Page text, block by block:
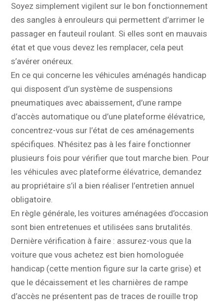
Soyez simplement vigilent sur le bon fonctionnement
des sangles à enrouleurs qui permettent d’arrimer le
passager en fauteuil roulant. Si elles sont en mauvais
état et que vous devez les remplacer, cela peut
s’avérer onéreux.
En ce qui concerne les véhicules aménagés handicap
qui disposent d’un système de suspensions
pneumatiques avec abaissement, d’une rampe
d’accès automatique ou d’une plateforme élévatrice,
concentrez-vous sur l’état de ces aménagements
spécifiques. N’hésitez pas à les faire fonctionner
plusieurs fois pour vérifier que tout marche bien. Pour
les véhicules avec plateforme élévatrice, demandez
au propriétaire s’il a bien réaliser l’entretien annuel
obligatoire.
En règle générale, les voitures aménagées d’occasion
sont bien entretenues et utilisées sans brutalités.
Dernière vérification à faire : assurez-vous que la
voiture que vous achetez est bien homologuée
handicap (cette mention figure sur la carte grise) et
que le décaissement et les charnières de rampe
d’accès ne présentent pas de traces de rouille trop